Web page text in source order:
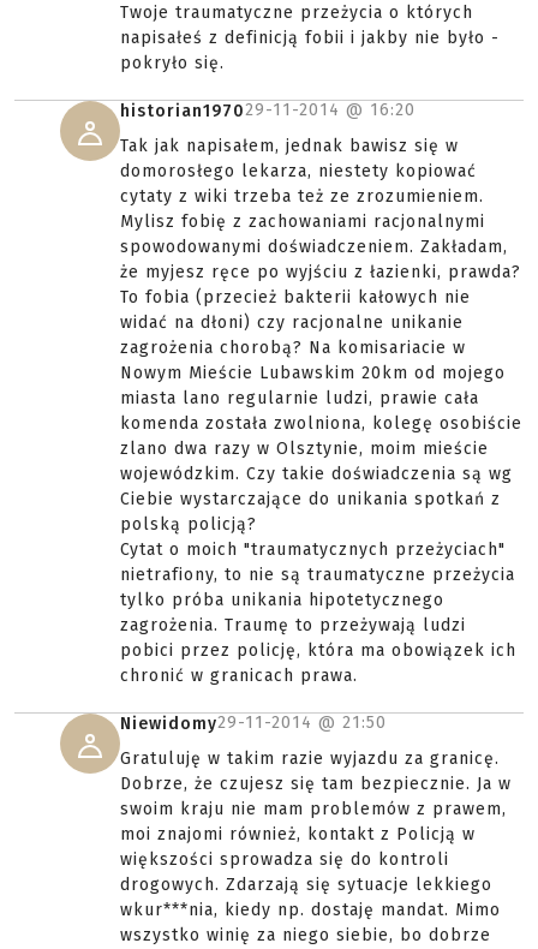
Twoje traumatyczne przeżycia o których
napisałeś z definicją fobii i jakby nie było -
pokryło się.
historian197029-11-2014 @ 16:20
Tak jak napisałem, jednak bawisz się w
domorosłego lekarza, niestety kopiować
cytaty z wiki trzeba też ze zrozumieniem.
Mylisz fobię z zachowaniami racjonalnymi
spowodowanymi doświadczeniem. Zakładam,
że myjesz ręce po wyjściu z łazienki, prawda?
To fobia (przecież bakterii kałowych nie
widać na dłoni) czy racjonalne unikanie
zagrożenia chorobą? Na komisariacie w
Nowym Mieście Lubawskim 20km od mojego
miasta lano regularnie ludzi, prawie cała
komenda została zwolniona, kolegę osobiście
zlano dwa razy w Olsztynie, moim mieście
wojewódzkim. Czy takie doświadczenia są wg
Ciebie wystarczające do unikania spotkań z
polską policją?
Cytat o moich "traumatycznych przeżyciach"
nietrafiony, to nie są traumatyczne przeżycia
tylko próba unikania hipotetycznego
zagrożenia. Traumę to przeżywają ludzi
pobici przez policję, która ma obowiązek ich
chronić w granicach prawa.
Niewidomy29-11-2014 @ 21:50
Gratuluję w takim razie wyjazdu za granicę.
Dobrze, że czujesz się tam bezpiecznie. Ja w
swoim kraju nie mam problemów z prawem,
moi znajomi również, kontakt z Policją w
większości sprowadza się do kontroli
drogowych. Zdarzają się sytuacje lekkiego
wkur***nia, kiedy np. dostaję mandat. Mimo
wszystko winię za niego siebie, bo dobrze